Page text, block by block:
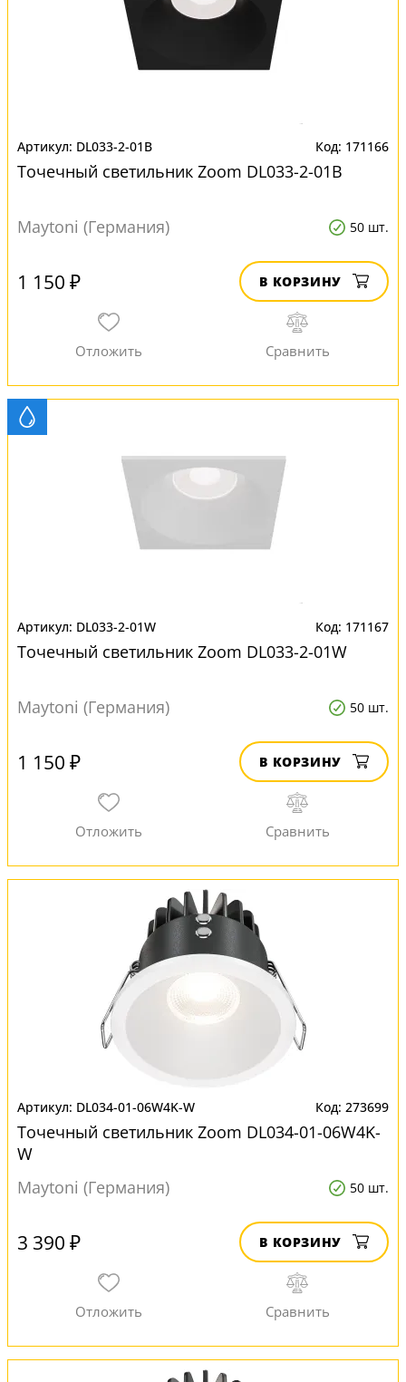
DL033-2-01B 171166
Точечный светильник Zoom DL033-2-01B
Maytoni (Германия) 50 шт.
1 150 ₽ В КОРЗИНУ
DL033-2-01W 171167
Точечный светильник Zoom DL033-2-01W
Maytoni (Германия) 50 шт.
1 150 ₽ В КОРЗИНУ
DL034-01-06W4K-W 273699
Точечный светильник Zoom DL034-01-06W4K-
W
Maytoni (Германия)
50 шт.
3 390 ₽ В КОРЗИНУ